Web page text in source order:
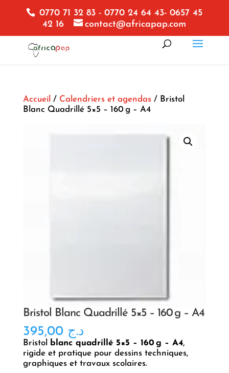
0770 71 32 83 - 0770 24 64 43- 0657 45
42 16
contact@africapap.com
Accueil / Calendriers et agendas/ Bristol
Blanc Quadrillé 5×5 – 160 g – A4
Bristol Blanc Quadrillé 5×5 – 160 g – A4
د.ج 395,00
Bristol blanc quadrillé 5×5 – 160 g – A4,
rigide et pratique pour dessins techniques,
graphiques et travaux scolaires.